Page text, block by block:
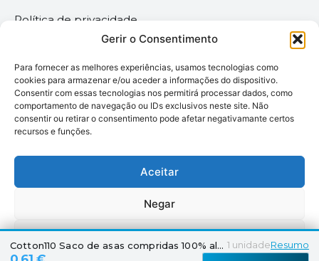
Gerir o Consentimento
Para fornecer as melhores experiências, usamos tecnologias como
cookies para armazenar e/ou aceder a informações do dispositivo.
Consentir com essas tecnologias nos permitirá processar dados, como
comportamento de navegação ou IDs exclusivos neste site. Não
consentir ou retirar o consentimento pode afetar negativamante certos
recursos e funções.
Aceitar
Negar
Ver preferências
Política de privacidade
Termos & Condições
Política de cookies
Megaimprime © 2025 |
Todos os Direitos
Cotton110 Saco de asas compridas 100% algodão 1 unidadeResumo